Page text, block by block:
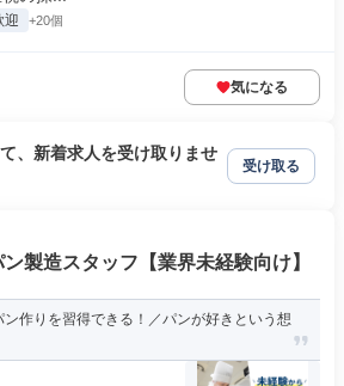
迎 +20個
気になる
、新着求人を受け取りませ
受け取る
製造スタッフ【業界未経験向け】
作りを習得できる！／パンが好きという想